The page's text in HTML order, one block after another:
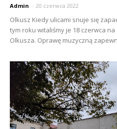
Admin - 20 czerwca 2022
Olkusz Kiedy ulicami snuje się
tym roku witaliśmy je 18 czerwca
Olkusza. Oprawę muzyczną